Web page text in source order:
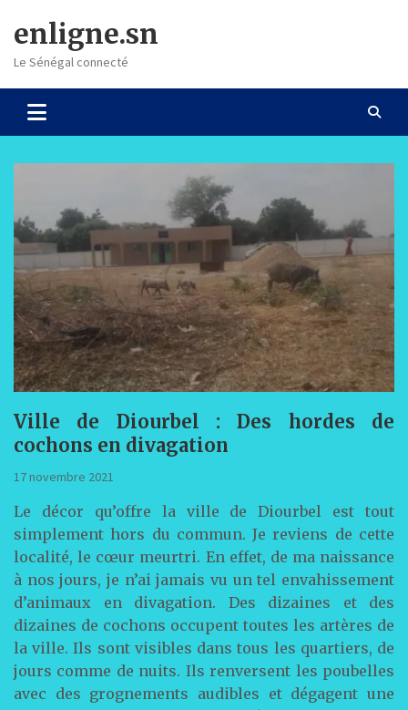
content
enligne.sn
Le Sénégal connecté
Ville de Diourbel : Des hordes de
cochons en divagation
17 novembre 2021
Le décor qu’offre la ville de Diourbel est tout
simplement hors du commun. Je reviens de cette
localité, le cœur meurtri. En effet, de ma naissance
à nos jours, je n’ai jamais vu un tel envahissement
d’animaux en divagation. Des dizaines et des
dizaines de cochons occupent toutes les artères de
la ville. Ils sont visibles dans tous les quartiers, de
jours comme de nuits. Ils renversent les poubelles
avec des grognements audibles et dégagent une